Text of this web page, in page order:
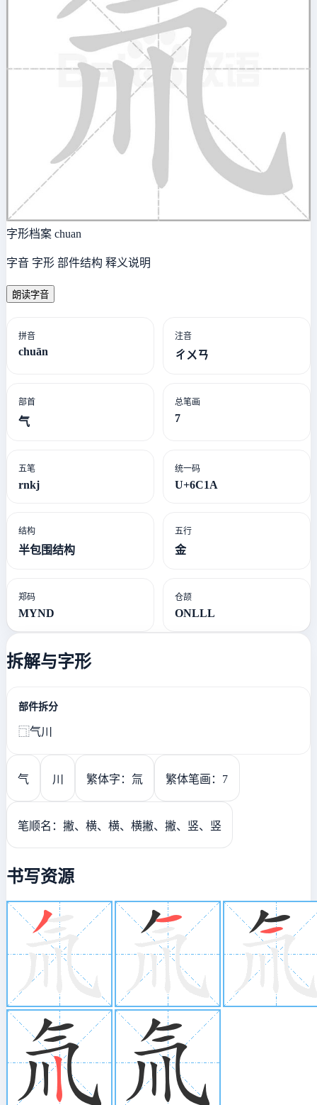
字形档案 chuan
字音 字形 部件结构 释义说明
朗读字音
拼音
chuān
注音
ㄔㄨㄢ
部首
气
总笔画
7
五笔
rnkj
统一码
U+6C1A
结构
半包围结构
五行
金
郑码
MYND
仓颉
ONLLL
拆解与字形
部件拆分
⿹气川
气 川 繁体字：氚 繁体笔画：7
笔顺名：撇、横、横、横撇、撇、竖、竖
书写资源